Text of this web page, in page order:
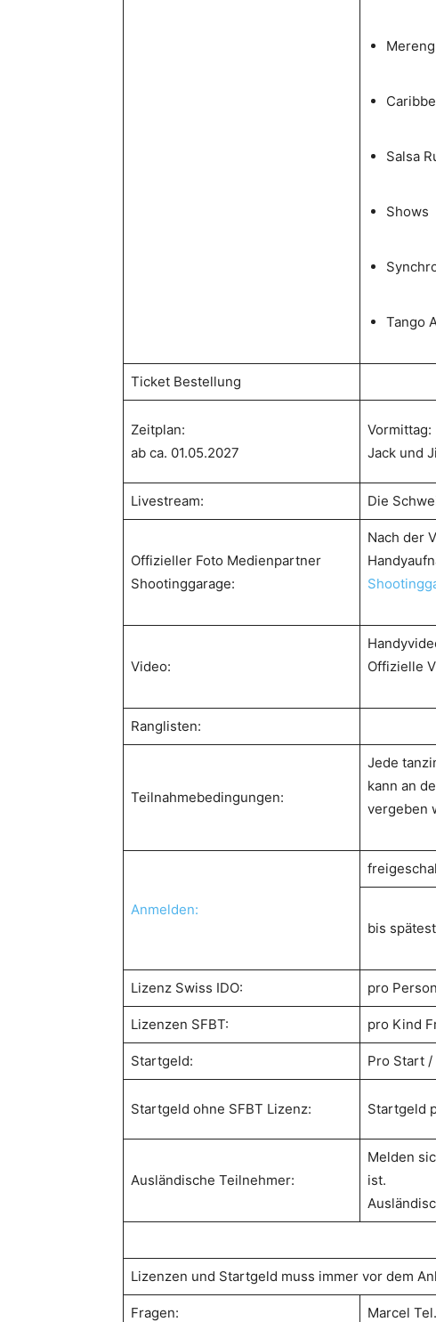
Salsa
Shows
Tango
Ticket Bestellung
Zeitplan:
ab ca. 01.05.2027
Vormittag:
Jack und
Livestream: Die
Offizieller Foto Medienpartner
Shootinggarage:
Nach der
Video:
Offizielle
Ranglisten:
Teilnahmebedingungen:
Jede
kann an
vergeben
Anmelden:
bis
Lizenz Swiss IDO: pro
Lizenzen SFBT: pro Kind
Startgeld: Pro Start
Startgeld ohne SFBT Lizenz: Startgeld
Ausländische Teilnehmer:
Melden
ist.
Lizenzen und Startgeld muss immer vor dem
Fragen: Marcel